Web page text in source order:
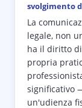
svolgimento
La
legale, non
ha il diritto di
propria
significativo
un'udienza